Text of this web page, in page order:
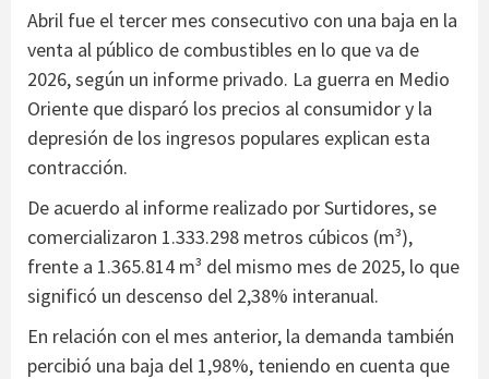
Abril fue el tercer mes consecutivo con una baja en la
venta al público de combustibles en lo que va de
2026, según un informe privado. La guerra en Medio
Oriente que disparó los precios al consumidor y la
depresión de los ingresos populares explican esta
contracción.
De acuerdo al informe realizado por Surtidores, se
comercializaron 1.333.298 metros cúbicos (m³),
frente a 1.365.814 m³ del mismo mes de 2025, lo que
significó un descenso del 2,38% interanual.
En relación con el mes anterior, la demanda también
percibió una baja del 1,98%, teniendo en cuenta que